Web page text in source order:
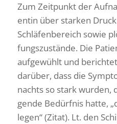
Zum Zeit­punkt der
entin über starken
Schlä­fen­be­reich sowie
fungs­zu­stände. Die
aufge­wühlt und
darüber, dass die
nachts so stark wurden,
gende Bedürfnis hatte,
legen“ (Zitat). Lt. den